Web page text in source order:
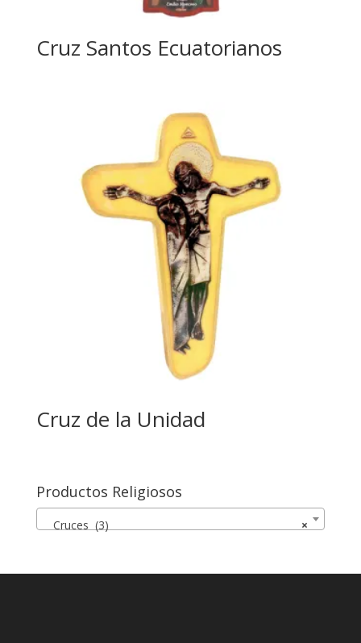
Cruz Santos Ecuatorianos
Cruz de la Unidad
Productos Religiosos
×
Cruces (3)